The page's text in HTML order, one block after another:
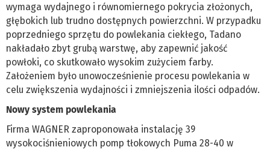
wymaga wydajnego i równomiernego pokrycia złożonych,
głębokich lub trudno dostępnych powierzchni. W przypadku
poprzedniego sprzętu do powlekania ciekłego, Tadano
nakładało zbyt grubą warstwę, aby zapewnić jakość
powłoki, co skutkowało wysokim zużyciem farby.
Założeniem było unowocześnienie procesu powlekania w
celu zwiększenia wydajności i zmniejszenia ilości odpadów.
Nowy system powlekania
Firma WAGNER zaproponowała instalację 39
wysokociśnieniowych pomp tłokowych Puma 28-40 w